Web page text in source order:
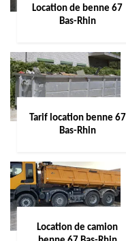
Location de benne 67
Bas-Rhin
Tarif location benne 67
Bas-Rhin
Location de camion